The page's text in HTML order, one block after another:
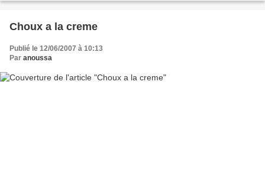
Choux a la creme
Publié le 12/06/2007 à 10:13
Par anoussa